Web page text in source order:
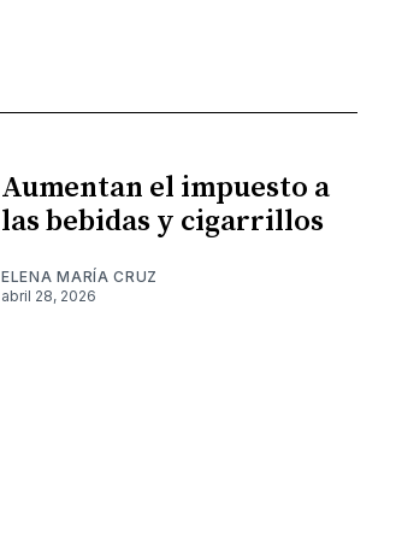
Aumentan el impuesto a
las bebidas y cigarrillos
ELENA MARÍA CRUZ
abril 28, 2026